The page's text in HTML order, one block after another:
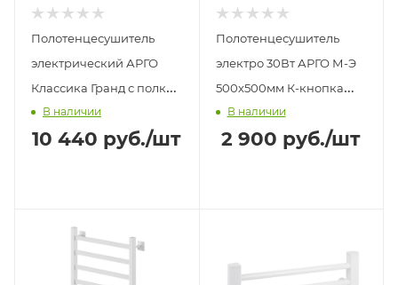
Полотенцесушитель
электрический АРГО
Классика Гранд с полкой
30-80 150 вт К-ЖК панель
слева серый графит
В наличии
10 440 руб./шт
Полотенцесушитель
электро 30Вт АРГО М-Э
500х500мм К-кнопка
хром
В наличии
2 900 руб./шт